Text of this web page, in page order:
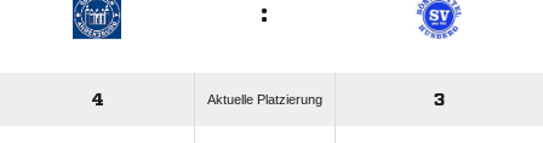
:
4 Aktuelle Platzierung 3